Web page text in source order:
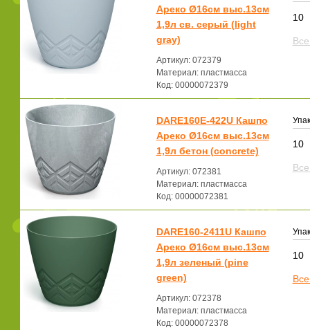
Ареко Ø16см выс.13см
1,9л св. серый (light
gray)
Артикул: 072379
Материал: пластмасса
Код: 00000072379
10
DARE160E-422U Кашпо
Ареко Ø16см выс.13см
1,9л бетон (concrete)
Артикул: 072381
Материал: пластмасса
Код: 00000072381
10
DARE160-2411U Кашпо
Ареко Ø16см выс.13см
1,9л зеленый (pine
green)
Артикул: 072378
Материал: пластмасса
Код: 00000072378
10